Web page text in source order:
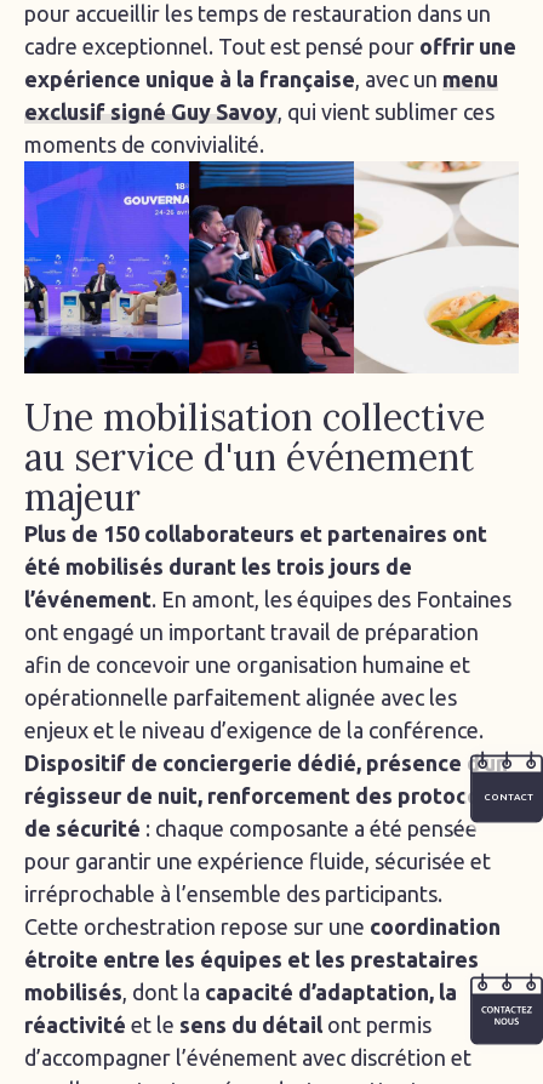
pour accueillir les temps de restauration dans un
cadre exceptionnel. Tout est pensé pour offrir une
expérience unique à la française, avec un menu
exclusif signé Guy Savoy, qui vient sublimer ces
moments de convivialité.
Une mobilisation collective
au service d'un événement
majeur
Plus de 150 collaborateurs et partenaires ont
été mobilisés durant les trois jours de
l’événement. En amont, les équipes des Fontaines
ont engagé un important travail de préparation
afin de concevoir une organisation humaine et
opérationnelle parfaitement alignée avec les
enjeux et le niveau d’exigence de la conférence.
Dispositif de conciergerie dédié, présence d’un
régisseur de nuit, renforcement des protocoles
de sécurité : chaque composante a été pensée
pour garantir une expérience fluide, sécurisée et
irréprochable à l’ensemble des participants.
Cette orchestration repose sur une coordination
étroite entre les équipes et les prestataires
mobilisés, dont la capacité d’adaptation, la
réactivité et le sens du détail ont permis
d’accompagner l’événement avec discrétion et
CONTACT